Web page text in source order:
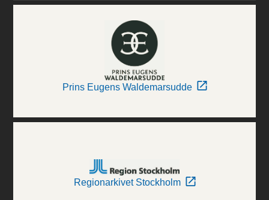
Prins Eugens Waldemarsudde
Regionarkivet Stockholm